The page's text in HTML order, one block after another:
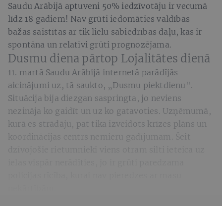
Saudu Arābijā aptuveni 50% iedzīvotāju ir vecumā
līdz 18 gadiem! Nav grūti iedomāties valdības
bažas saistītas ar tik lielu sabiedrības daļu, kas ir
spontāna un relatīvi grūti prognozējama.
Dusmu diena pārtop Lojalitātes dienā
11. martā Saudu Arābijā internetā parādījās
aicinājumi uz, tā saukto, „Dusmu piektdienu".
Situācija bija diezgan saspringta, jo neviens
nezināja ko gaidīt un uz ko gatavoties. Uzņēmumā,
kurā es strādāju, pat tika izveidots krīzes plāns un
koordinācijas centrs nemieru gadījumam. Šeit